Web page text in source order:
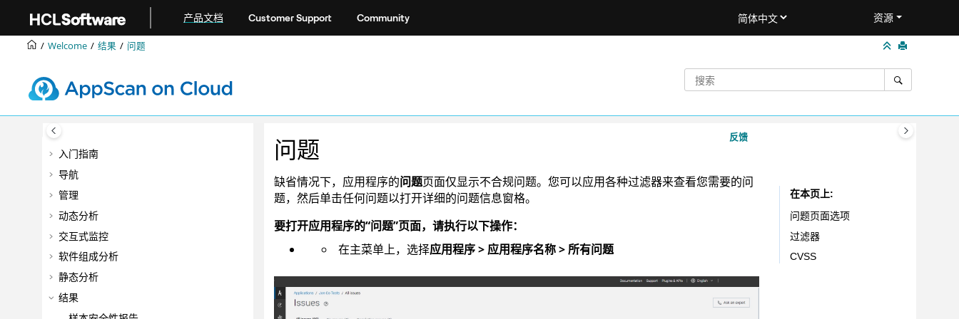
产品文档 Customer Support Community 资源
Welcome 结果 问题
入门指南
导航
管理
动态分析
交互式监控
软件组成分析
静态分析
结果
反馈
问题
缺省情况下，应用程序的问题页面仅显示不合规问题。您可以应用各种过滤器来查看您需要的问
题，然后单击任何问题以打开详细的问题信息窗格。
要打开应用程序的“问题”页面，请执行以下操作：
在主菜单上，选择应用程序 > 应用程序名称 > 所有问题
在本页上
问题页面选项
过滤器
CVSS